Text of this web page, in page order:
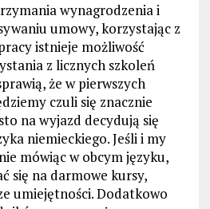
wynagrodzenia i
umowy, korzystając z
istnieje możliwość
z licznych szkoleń
że w pierwszych
czuli się znacznie
na wyjazd decydują się
niemieckiego. Jeśli i my
mówiąc w obcym języku,
się na darmowe kursy,
umiejętności. Dodatkowo